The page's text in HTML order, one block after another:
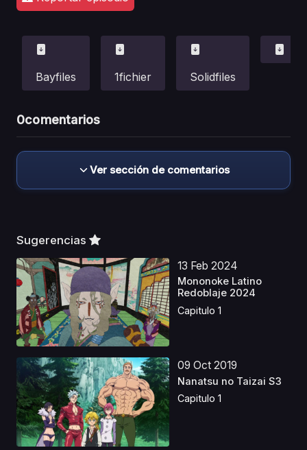
Bayfiles 1fichier Solidfiles
0comentarios
Ver sección de comentarios
Sugerencias
13 Feb 2024
Mononoke Latino
Redoblaje 2024
Capitulo 1
09 Oct 2019
Nanatsu no Taizai S3
Capitulo 1